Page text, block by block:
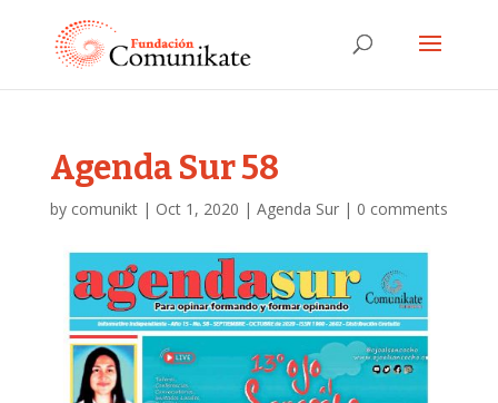
Agenda Sur 58
by comunikt| Oct 1, 2020 | Agenda Sur| 0 comments